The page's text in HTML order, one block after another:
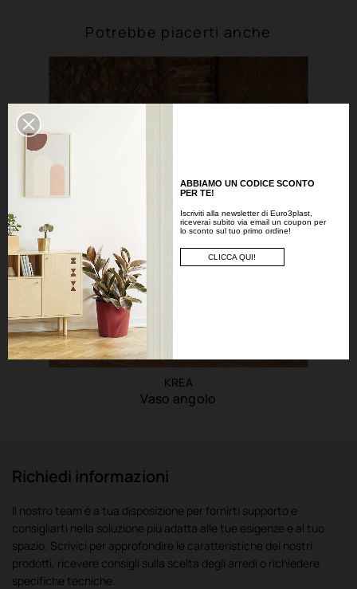
Potrebbe piacerti anche
KREA
Vaso angolo
Richiedi informazioni
Il nostro team è a tua disposizione per fornirti supporto e
consigliarti nella soluzione più adatta alle tue esigenze e al tuo
spazio. Scrivici per approfondire le caratteristiche dei nostri
prodotti, ricevere consigli sulla scelta degli arredi o richiedere
specifiche tecniche.
ABBIAMO UN CODICE SCONTO
PER TE!
Iscriviti alla newsletter di Euro3plast,
riceverai subito via email un coupon per
lo sconto sul tuo primo ordine!
CLICCA QUI!